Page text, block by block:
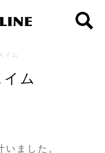
イム
ム
ました。